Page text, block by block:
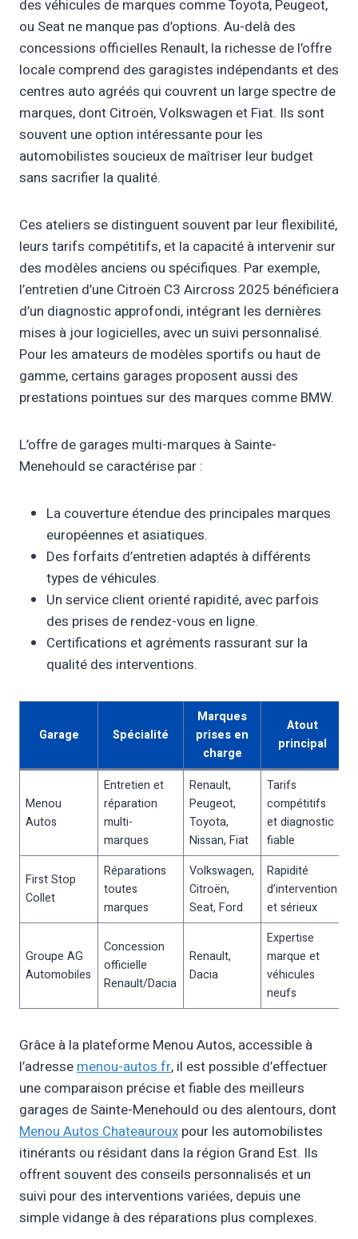
des véhicules de marques comme Toyota, Peugeot,
ou Seat ne manque pas d’options. Au-delà des
concessions officielles Renault, la richesse de l’offre
locale comprend des garagistes indépendants et des
centres auto agréés qui couvrent un large spectre de
marques, dont Citroën, Volkswagen et Fiat. Ils sont
souvent une option intéressante pour les
automobilistes soucieux de maîtriser leur budget
sans sacrifier la qualité.
Ces ateliers se distinguent souvent par leur flexibilité,
leurs tarifs compétitifs, et la capacité à intervenir sur
des modèles anciens ou spécifiques. Par exemple,
l’entretien d’une Citroën C3 Aircross 2025 bénéficiera
d’un diagnostic approfondi, intégrant les dernières
mises à jour logicielles, avec un suivi personnalisé.
Pour les amateurs de modèles sportifs ou haut de
gamme, certains garages proposent aussi des
prestations pointues sur des marques comme BMW.
L’offre de garages multi-marques à Sainte-
Menehould se caractérise par :
La couverture étendue des principales marques
européennes et asiatiques.
Des forfaits d’entretien adaptés à différents
types de véhicules.
Un service client orienté rapidité, avec parfois
des prises de rendez-vous en ligne.
Certifications et agréments rassurant sur la
qualité des interventions.
Garage Spécialité
Marques
prises en
charge
Atout
principal
Menou
Autos
Entretien et
réparation
multi-
marques
Renault,
Peugeot,
Toyota,
Nissan, Fiat
Tarifs
compétitifs
et diagnostic
fiable
First Stop
Collet
Réparations
toutes
marques
Volkswagen,
Citroën,
Seat, Ford
Rapidité
d’intervention
et sérieux
Groupe AG
Automobiles
Concession
officielle
Renault/Dacia
Renault,
Dacia
Expertise
marque et
véhicules
neufs
Grâce à la plateforme Menou Autos, accessible à
l’adressemenou-autos.fr, il est possible d’effectuer
une comparaison précise et fiable des meilleurs
garages de Sainte-Menehould ou des alentours, dont
Menou Autos Chateauroux pour les automobilistes
itinérants ou résidant dans la région Grand Est. Ils
offrent souvent des conseils personnalisés et un
suivi pour des interventions variées, depuis une
simple vidange à des réparations plus complexes.